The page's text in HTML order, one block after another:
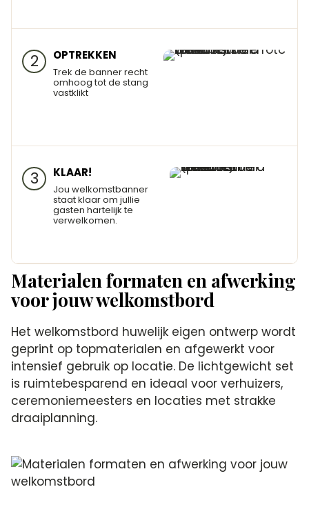
2 OPTREKKEN
Trek de banner recht
omhoog tot de stang
vastklikt
3 KLAAR!
Jou welkomstbanner
staat klaar om jullie
gasten hartelijk te
verwelkomen.
Materialen formaten en afwerking
voor jouw welkomstbord
Het welkomstbord huwelijk eigen ontwerp wordt
geprint op topmaterialen en afgewerkt voor
intensief gebruik op locatie. De lichtgewicht set
is ruimtebesparend en ideaal voor verhuizers,
ceremoniemeesters en locaties met strakke
draaiplanning.